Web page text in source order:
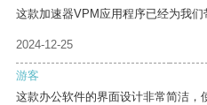
这款加速器VPM应用程序已经为我们
2024-12-25
游客
这款办公软件的界面设计非常简洁，